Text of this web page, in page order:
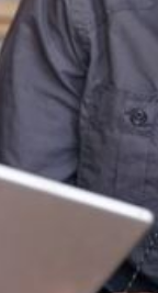
Android
タブレッ
ト TA2C-
DR94G
Android
タブレッ
ト TA2C-
DR9
Android
M8AC
ク
教
機
向
ICT
ュ